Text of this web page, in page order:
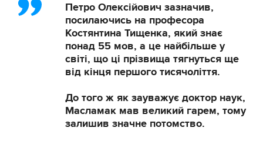
Петро Олексійович зазначив,
посилаючись на професора
Костянтина Тищенка, який знає
понад 55 мов, а це найбільше у
світі, що ці прізвища тягнуться ще
від кінця першого тисячоліття.
До того ж як зауважує доктор наук,
Масламак мав великий гарем, тому
залишив значне потомство.